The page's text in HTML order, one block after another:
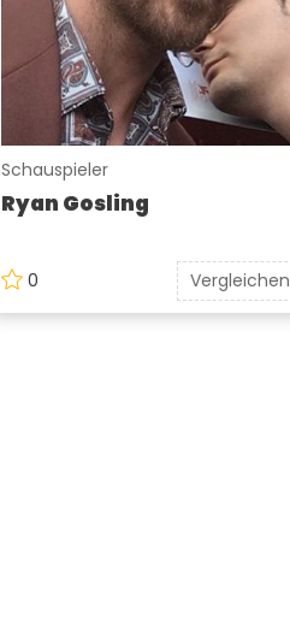
Schauspieler
Ryan Gosling
0 Vergleichen